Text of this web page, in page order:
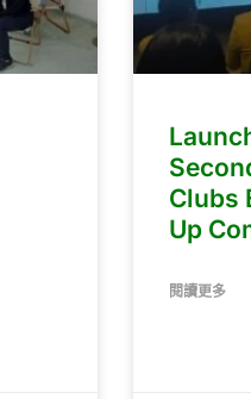
Clubs
Up
閱讀更多